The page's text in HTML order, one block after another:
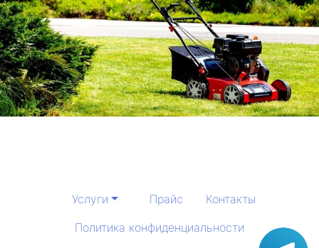
Услуги Прайс
Контакты
Политика конфиденциальности